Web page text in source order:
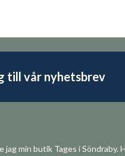
till vår nyhetsbrev
jag min butik Tages i Söndraby.